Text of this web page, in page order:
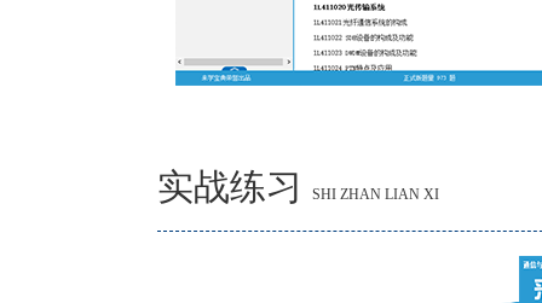
实战练习 SHI ZHAN LIAN XI